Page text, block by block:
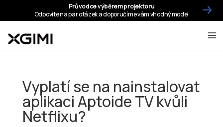
Vyplatí se na nainstalovat
aplikaci Aptoide TV kvůli
Netflixu?